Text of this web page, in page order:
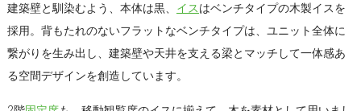
建築壁と馴染むよう、本体は黒、 イスはベンチタイプの木製イスを
採用。背もたれのないフラットなベンチタイプは、ユニット全体に
繋がりを生み出し、建築壁や天井を支える梁とマッチして一体感あ
る空間デザインを創造しています。